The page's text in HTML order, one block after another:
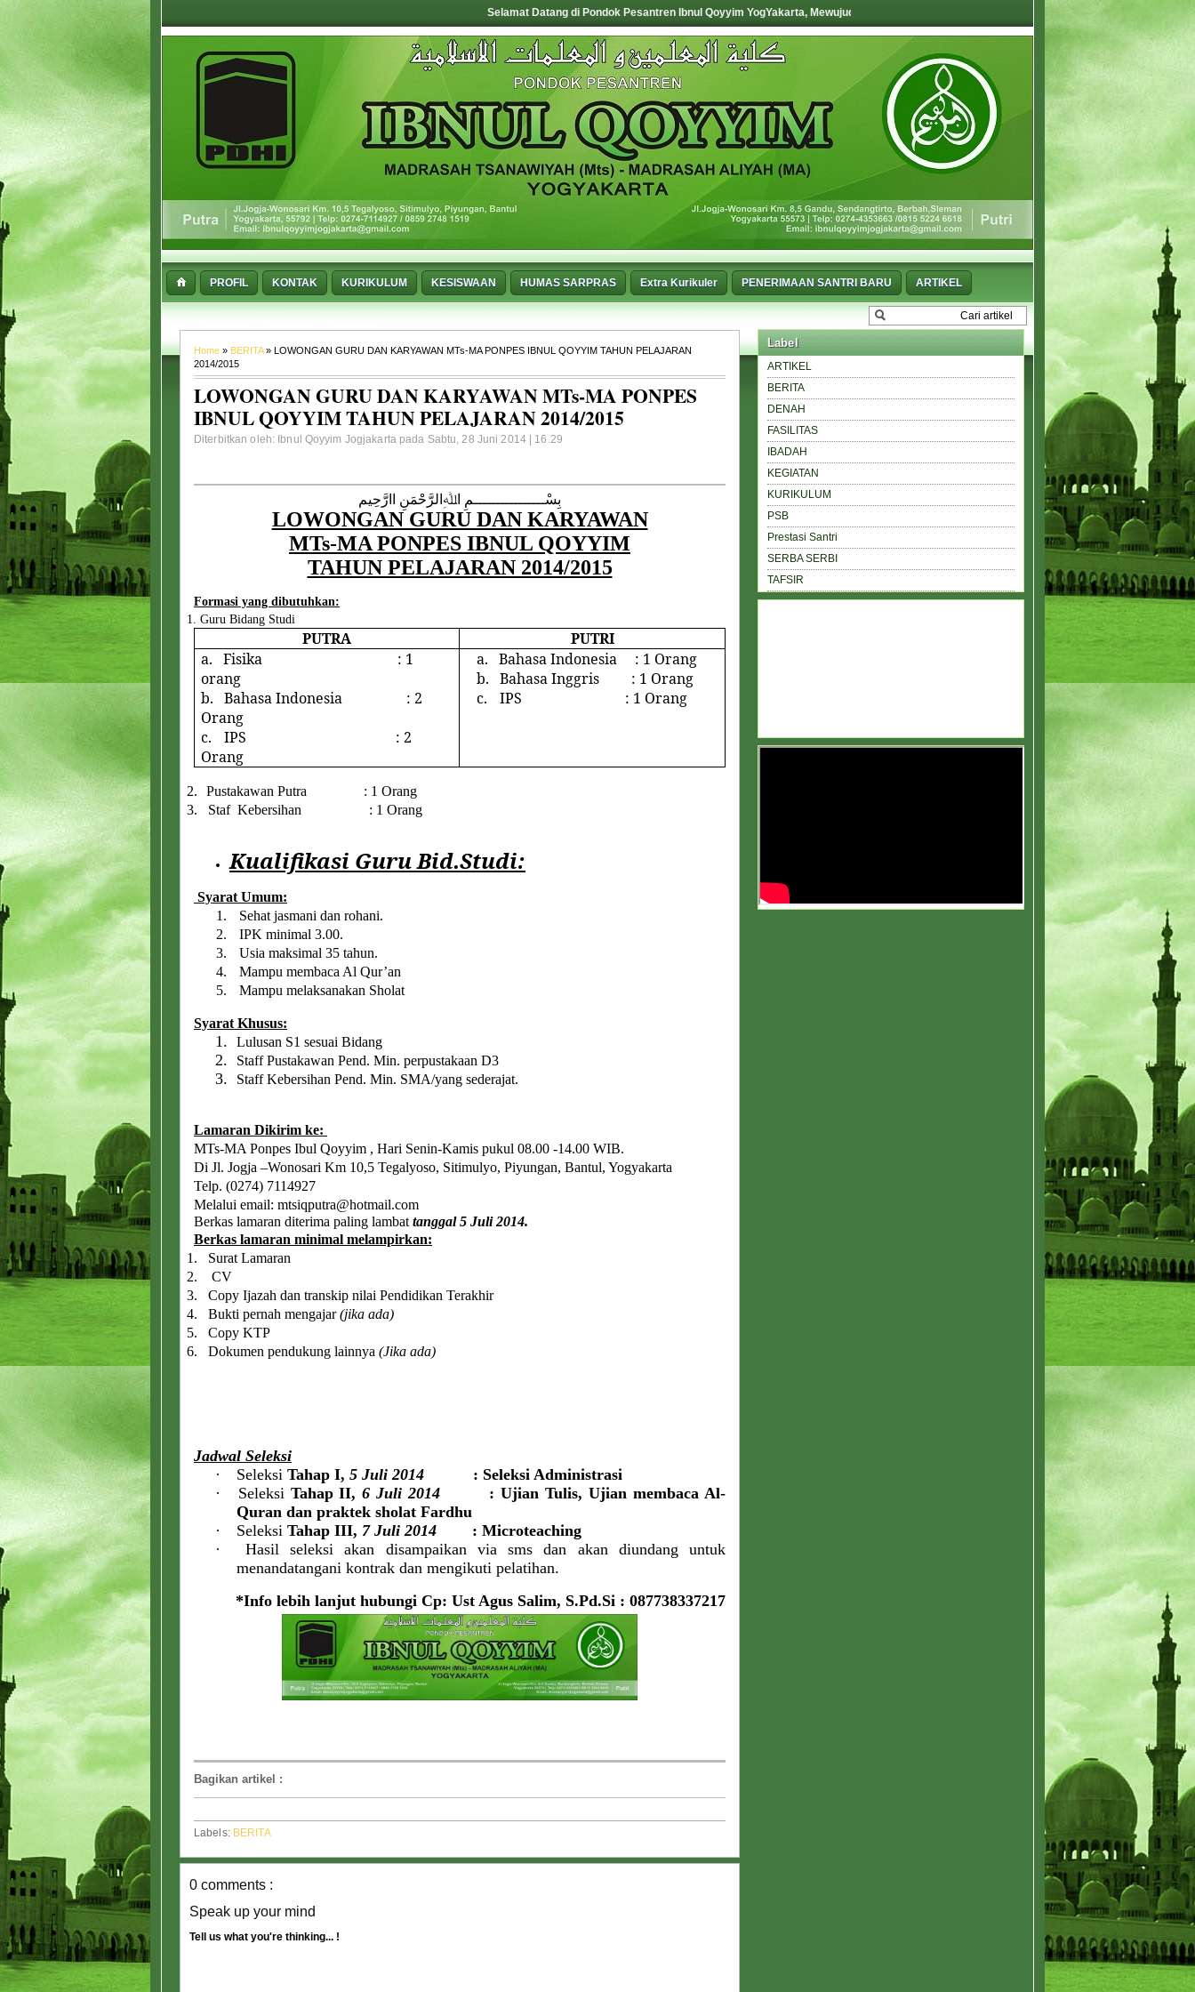
Selamat Datang di Pondok Pesantren Ibnul Qoyyim YogYakarta, Mewujudkan Generasi Mumin, Muallim, Mubaligh, Mujahid yang Mukhlis
PROFIL KONTAK KURIKULUM KESISWAAN HUMAS SARPRAS Extra Kurikuler PENERIMAAN SANTRI BARU ARTIKEL
Home » BERITA» LOWONGAN GURU DAN KARYAWAN MTs-MA PONPES IBNUL QOYYIM TAHUN PELAJARAN
2014/2015
LOWONGAN GURU DAN KARYAWAN MTs-MA PONPES
IBNUL QOYYIM TAHUN PELAJARAN 2014/2015
Diterbitkan oleh: Ibnul Qoyyim Jogjakarta pada Sabtu, 28 Juni 2014 | 16.29
بِسْــــــــــــــــمِ اﷲِالرَّحْمَنِ اارَّحِيم
LOWONGAN GURU DAN KARYAWAN
MTs-MA PONPES IBNUL QOYYIM
TAHUN PELAJARAN 2014/2015
Formasi yang dibutuhkan:
1. Guru Bidang Studi
PUTRA
PUTRI
a. Fisika : 1
orang
b. Bahasa Indonesia : 2
Orang
c.
IPS : 2
Orang
a. Bahasa Indonesia : 1 Orang
b. Bahasa Inggris : 1 Orang
c.
IPS : 1 Orang
2.
Pustakawan Putra : 1 Orang
3.
Staf Kebersihan : 1 Orang
Kualifikasi Guru Bid.Studi:
Syarat Umum:
1.
Sehat jasmani dan rohani.
2.
IPK minimal 3.00.
3.
Usia maksimal 35 tahun.
4.
Mampu membaca Al Qur’an
5.
Mampu melaksanakan Sholat
Syarat Khusus:
1. Lulusan S1 sesuai Bidang
2. Staff Pustakawan Pend. Min. perpustakaan D3
3. Staff Kebersihan Pend. Min. SMA/yang sederajat.
Lamaran Dikirim ke:
MTs-MA Ponpes Ibul Qoyyim , Hari Senin-Kamis pukul 08.00 -14.00 WIB.
Di Jl. Jogja –Wonosari Km 10,5 Tegalyoso, Sitimulyo, Piyungan, Bantul, Yogyakarta
Telp. (0274) 7114927
Melalui email: mtsiqputra@hotmail.com
Berkas lamaran diterima paling lambat tanggal 5 Juli 2014.
Berkas lamaran minimal melampirkan:
1.
Surat Lamaran
2.
CV
3.
Copy Ijazah dan transkip nilai Pendidikan Terakhir
4.
Bukti pernah mengajar(jika ada)
5.
Copy KTP
6.
Dokumen pendukung lainnya (Jika ada)
Jadwal Seleksi
·
Seleksi Tahap I, 5 Juli 2014
: Seleksi Administrasi
·
Seleksi Tahap II, 6 Juli 2014 : Ujian Tulis, Ujian membaca Al-
Quran dan praktek sholat Fardhu
·
Seleksi Tahap III, 7 Juli 2014
: Microteaching
·
Hasil seleksi akan disampaikan via sms dan akan diundang untuk
menandatangani kontrak dan mengikuti pelatihan.
*Info lebih lanjut hubungi Cp: Ust Agus Salim, S.Pd.Si : 087738337217
Bagikan artikel :
Labels: BERITA
0 comments :
Speak up your mind
Tell us what you're thinking... !
Label
ARTIKEL
BERITA
DENAH
FASILITAS
IBADAH
KEGIATAN
KURIKULUM
PSB
Prestasi Santri
SERBA SERBI
TAFSIR